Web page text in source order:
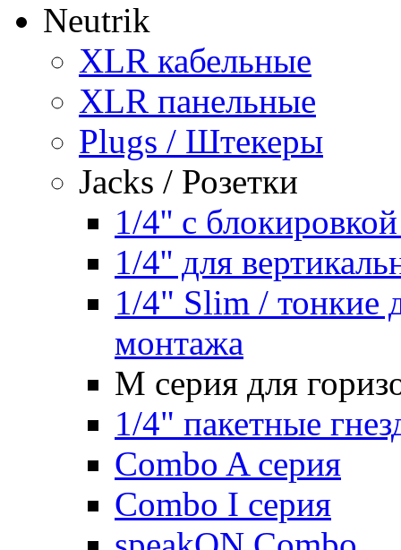
Neutrik
XLR кабельные
XLR панельные
Plugs / Штекеры
Jacks / Розетки
1/4'' с
1/4'' для
1/4" Slim / тонкие
монтажа
M серия для
1/4" пакетные
Combo A серия
Combo I серия